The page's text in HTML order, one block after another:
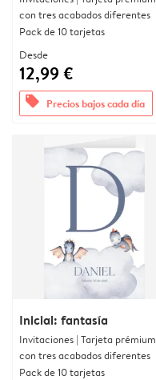
con tres acabados diferentes
Pack de 10 tarjetas
Desde
12,99 €
offers Precios bajos cada día
Inicial: fantasía
Invitaciones | Tarjeta prémium
con tres acabados diferentes
Pack de 10 tarjetas